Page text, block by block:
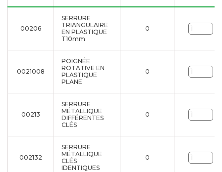
00206
SERRURE
TRIANGULAIRE
EN PLASTIQUE
T10mm
0
0021008
POIGNÉE
ROTATIVE EN
PLASTIQUE
PLANE
0
00213
SERRURE
MÉTALLIQUE
DIFFÉRENTES
CLÉS
0
002132
SERRURE
MÉTALLIQUE
CLÉS
IDENTIQUES
0